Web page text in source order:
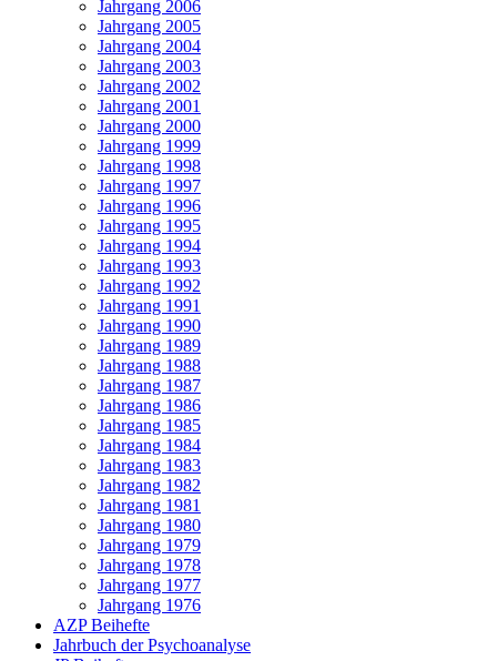
Jahrgang 2006
Jahrgang 2005
Jahrgang 2004
Jahrgang 2003
Jahrgang 2002
Jahrgang 2001
Jahrgang 2000
Jahrgang 1999
Jahrgang 1998
Jahrgang 1997
Jahrgang 1996
Jahrgang 1995
Jahrgang 1994
Jahrgang 1993
Jahrgang 1992
Jahrgang 1991
Jahrgang 1990
Jahrgang 1989
Jahrgang 1988
Jahrgang 1987
Jahrgang 1986
Jahrgang 1985
Jahrgang 1984
Jahrgang 1983
Jahrgang 1982
Jahrgang 1981
Jahrgang 1980
Jahrgang 1979
Jahrgang 1978
Jahrgang 1977
Jahrgang 1976
AZP Beihefte
Jahrbuch der Psychoanalyse